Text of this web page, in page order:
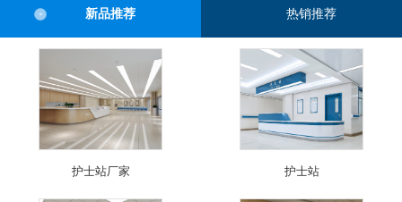
新品推荐 热销推荐
护士站厂家 护士站